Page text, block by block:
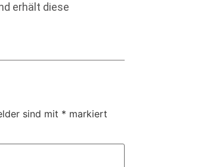
erhält diese
sind mit * markiert